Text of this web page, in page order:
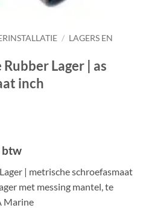
/ LAGERS EN
Lager | as
inch
btw
| metrische schroefasmaat
met messing mantel, te
Marine